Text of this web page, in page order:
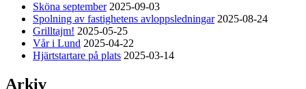
Sköna september 2025-09-03
Spolning av fastighetens avloppsledningar 2025-08-24
Grilltajm! 2025-05-25
Vår i Lund 2025-04-22
Hjärtstartare på plats 2025-03-14
Arkiv